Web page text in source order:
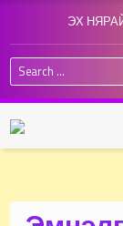
ЭХ
Search for: